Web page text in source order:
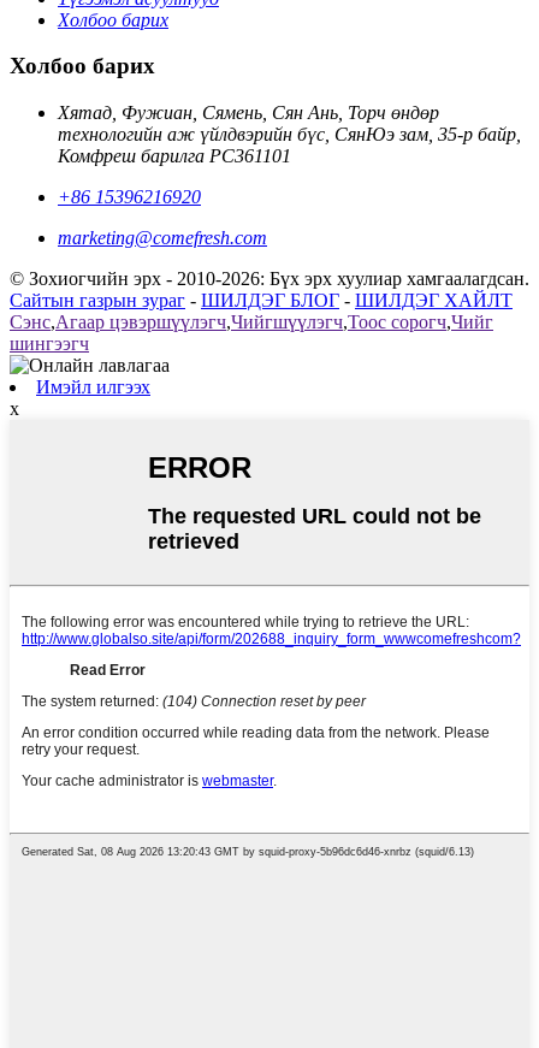
Холбоо барих
Холбоо барих
Хятад, Фужиан, Сямень, Сян Ань, Торч өндөр
технологийн аж үйлдвэрийн бүс, СянЮэ зам, 35-р байр,
Комфреш барилга PC361101
+86 15396216920
marketing@comefresh.com
© Зохиогчийн эрх - 2010-2026: Бүх эрх хуулиар хамгаалагдсан.
Сайтын газрын зураг - ШИЛДЭГ БЛОГ - ШИЛДЭГ ХАЙЛТ
Сэнс,Агаар цэвэршүүлэгч,Чийгшүүлэгч,Тоос сорогч,Чийг
шингээгч
Имэйл илгээх
x